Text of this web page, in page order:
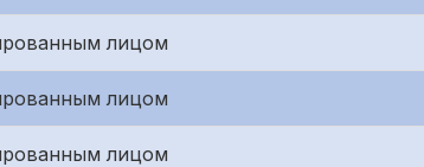
лицом
лицом
лицом